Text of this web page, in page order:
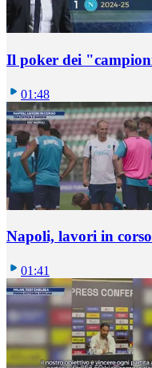
Il poker dei
01:48
Napoli, lavori in corso
01:41